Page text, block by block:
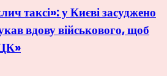
таксі»: у Києві засуджено
вдову військового, щоб